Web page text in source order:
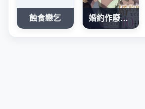
蝕食戀乞 婚約作廢前的十天